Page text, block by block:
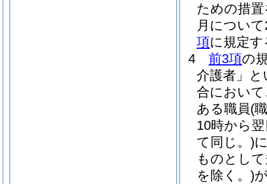
ための措
月につい
項に規定
4
前3項の
介護者」と
合において
ある職員(
10時から
て同じ。)
ものとし
を除く。)